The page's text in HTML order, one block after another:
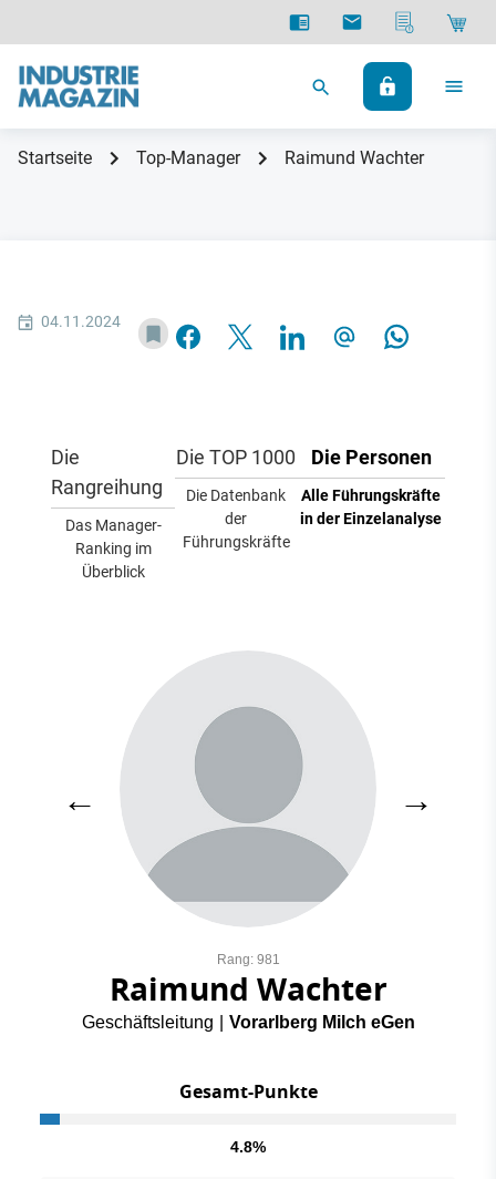
Startseite Top-Manager Raimund Wachter
04.11.2024
Die
Rangreihung
Das Manager-
Ranking im
Überblick
Die TOP 1000
Die Datenbank
der
Führungskräfte
Die Personen
Alle Führungskräfte
in der Einzelanalyse
← →
Rang: 981
Raimund Wachter
Geschäftsleitung Vorarlberg Milch eGen
Gesamt-Punkte
4.8%